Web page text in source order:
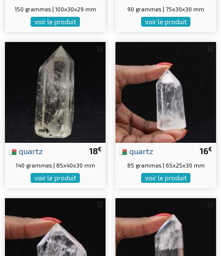
150 grammes | 100x30x29 mm
voir le produit
90 grammes | 75x30x30 mm
voir le produit
18€
quartz
140 grammes | 85x40x30 mm
voir le produit
16€
quartz
85 grammes | 65x25x30 mm
voir le produit